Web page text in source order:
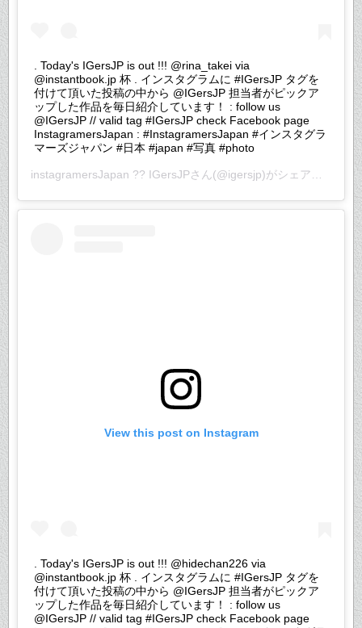
. Today's IGersJP is out !!! @rina_takei via
@instantbook.jp 杯 . インスタグラムに #IGersJP タグを
付けて頂いた投稿の中から @IGersJP 担当者がピックア
ップした作品を毎日紹介しています！ : follow us
@IGersJP // valid tag #IGersJP check Facebook page
InstagramersJapan : #InstagramersJapan #インスタグラ
マーズジャパン #日本 #japan #写真 #photo
instagramersJapan ?? IGersJPさん(@igersjp)がシェアした投稿 –
View this post on Instagram
. Today's IGersJP is out !!! @hidechan226 via
@instantbook.jp 杯 . インスタグラムに #IGersJP タグを
付けて頂いた投稿の中から @IGersJP 担当者がピックア
ップした作品を毎日紹介しています！ : follow us
@IGersJP // valid tag #IGersJP check Facebook page